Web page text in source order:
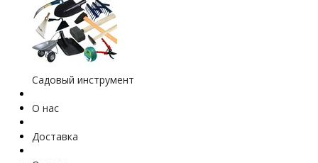
Садовый инструмент
О нас
Доставка